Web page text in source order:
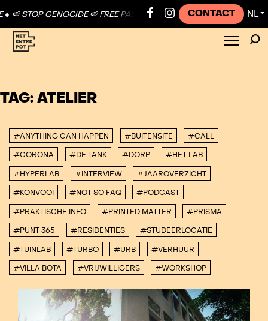
🍉 STOP GENOCIDE 🍉 FREE PALESTINE ● 🍉 STOP GENOCIDE 🍉
CONTACT NL ▼
TAG: ATELIER
#ANYTHING CAN HAPPEN #BUITENSITE #CALL
#CORONA #DE TANK #DORP #HET LAB
#HYPERLAB #INTERVIEW #JAAROVERZICHT
#KONVOOI #NOT SO FAQ #PODCAST
#PRAKTISCHE INFO #PRINTED MATTER #PRISMA
#PUNT 365 #RESIDENTIES #STUDEERLOCATIE
#TUINLAB #TURBO #URB #VERHUUR
#VILLA BOTA #VRIJWILLIGERS #WORKSHOP